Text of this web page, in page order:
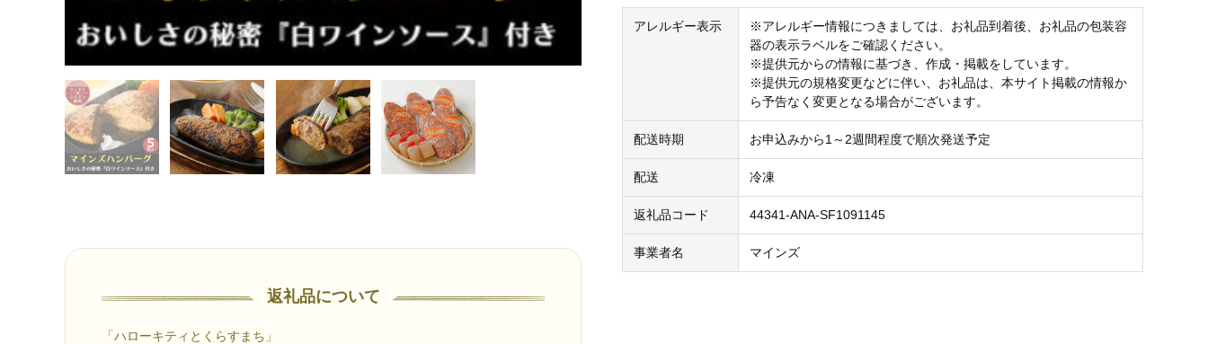
返礼品について
「ハローキティとくらすまち」
アレルギー表示
※アレルギー情報につきましては、お礼品到着後、お礼品の包装容
器の表示ラベルをご確認ください。
※提供元からの情報に基づき、作成・掲載をしています。
※提供元の規格変更などに伴い、お礼品は、本サイト掲載の情報か
ら予告なく変更となる場合がございます。
配送時期 お申込みから1～2週間程度で順次発送予定
配送 冷凍
返礼品コード 44341-ANA-SF1091145
事業者名 マインズ